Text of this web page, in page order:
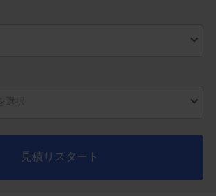
見積りスタート